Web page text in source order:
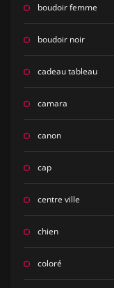
boudoir femme
boudoir noir
cadeau tableau
camara
canon
cap
centre ville
chien
coloré